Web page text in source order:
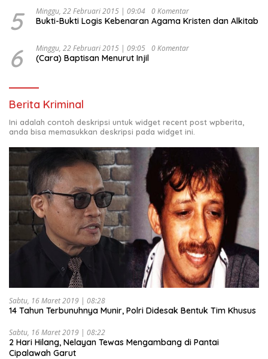
5 Minggu, 22 Februari 2015 | 09:04 0 Komentar
Bukti-Bukti Logis Kebenaran Agama Kristen dan Alkitab
6 Minggu, 22 Februari 2015 | 09:05 0 Komentar
(Cara) Baptisan Menurut Injil
Berita Kriminal
Ini adalah contoh deskripsi untuk widget recent post wpberita,
anda bisa memasukkan deskripsi pada widget ini.
Sabtu, 16 Maret 2019 | 08:28
14 Tahun Terbunuhnya Munir, Polri Didesak Bentuk Tim Khusus
Sabtu, 16 Maret 2019 | 08:22
2 Hari Hilang, Nelayan Tewas Mengambang di Pantai
Cipalawah Garut